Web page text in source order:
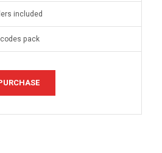
included
pack